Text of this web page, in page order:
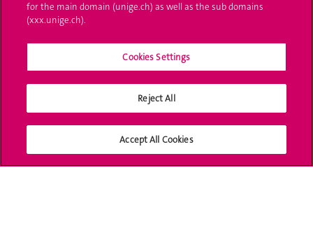
Offres d'emploi
Bibliothèque
Calendrier académique
Accréditation
for the main domain (unige.ch) as well as the sub domains
(xxx.unige.ch).
Cookies Settings
Reject All
Accept All Cookies